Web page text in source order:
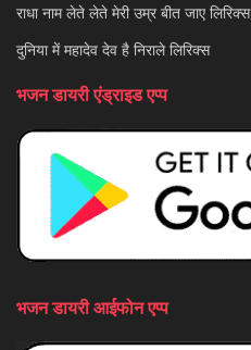
राधा नाम लेते लेते मेरी उम्र बीत जाए लिरिक्स
दुनिया में महादेव देव है निराले लिरिक्स
भजन डायरी एंड्राइड एप्प
भजन डायरी आईफोन एप्प